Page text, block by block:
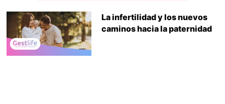
La infertilidad y los nuevos
caminos hacia la paternidad